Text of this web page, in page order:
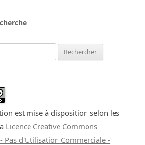
est mise à disposition selon les
Licence Creative Commons
Pas d'Utilisation Commerciale -